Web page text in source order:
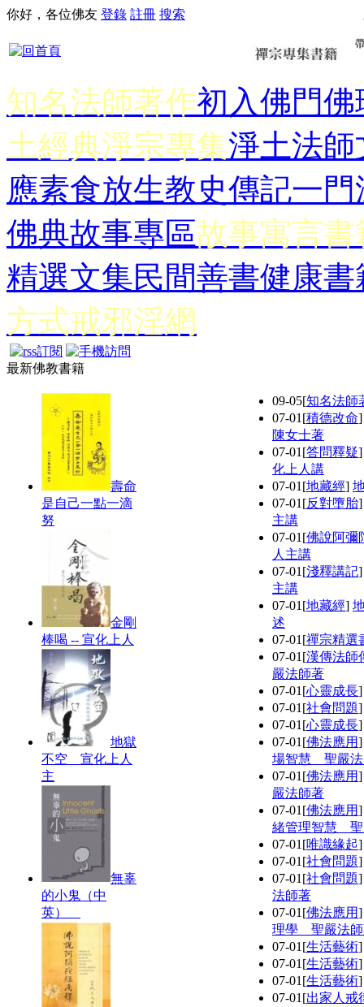
你好，各位佛友 登錄 註冊 搜索
知名法師著作初入佛門佛
土經典淨宗專集淨土法師
應素食放生教史傳記一門
佛典故事專區故事寓言書
精選文集民間善書健康書
方式戒邪淫網
最新佛教書籍
壽命
是自己一點一滴
努
金剛
棒喝 -- 宣化上人
地獄
不空 宣化上人
主
無辜
的小鬼（中
英）
09-05[知名法師
07-01 [積德改命
陳女士著
07-01 [答問釋疑
化上人講
07-01 [地藏經]
07-01 [反對墮胎
主講
07-01 [佛說阿彌
人主講
07-01 [淺釋講記
主講
07-01 [地藏經]
述
07-01 [禪宗精選
07-01 [漢傳法師
嚴法師著
07-01 [心靈成長
07-01 [社會問題
07-01 [心靈成長
07-01 [佛法應用
場智慧 聖嚴
07-01 [佛法應用
嚴法師著
07-01 [佛法應用
緒管理智慧
07-01 [唯識緣起
07-01 [社會問題
07-01 [社會問題
法師著
07-01 [佛法應用
理學 聖嚴法
07-01 [生活藝術
07-01 [生活藝術
07-01 [生活藝術
07-01 [出家人戒